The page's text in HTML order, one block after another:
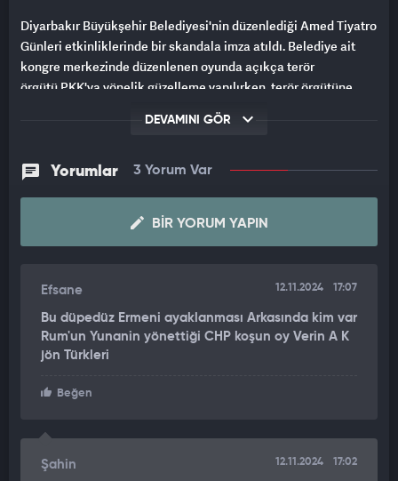
Diyarbakır Büyükşehir Belediyesi'nin düzenlediği Amed Tiyatro
Günleri etkinliklerinde bir skandala imza atıldı. Belediye ait
kongre merkezinde düzenlenen oyunda açıkça terör
örgütü PKK'ya yönelik güzelleme yapılırken, terör örgütüne
oyuncular terörist kıyafetleri giydi.
DEVAMINI GÖR
Yorumlar 3 Yorum Var
BIR YORUM YAPIN
Efsane 12.11.2024 17:07
Bu düpedüz Ermeni ayaklanması Arkasında kim var
Rum'un Yunanin yönettiği CHP koşun oy Verin A K
jön Türkleri
Beğen
Şahin 12.11.2024 17:02